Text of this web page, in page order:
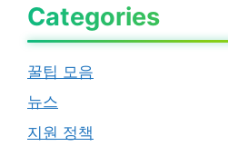
Categories
꿀팁 모음
뉴스
지원 정책